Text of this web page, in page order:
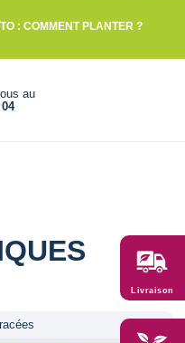
: COMMENT PLANTER ?
au
Livraison